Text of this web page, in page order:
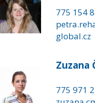
775 154
global.cz
Zuzana
775 971